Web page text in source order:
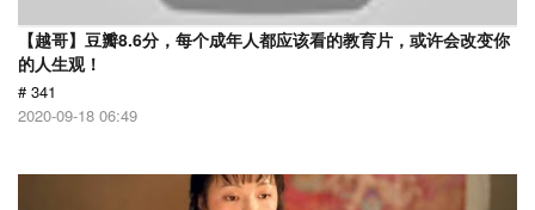
【越哥】豆瓣8.6分，每个成年人都应该看的教育片，或许会改变你
的人生观！
# 341
2020-09-18 06:49